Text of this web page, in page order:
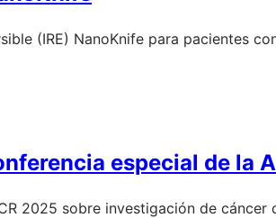
(IRE) NanoKnife para pacientes
especial de la
2025 sobre investigación de